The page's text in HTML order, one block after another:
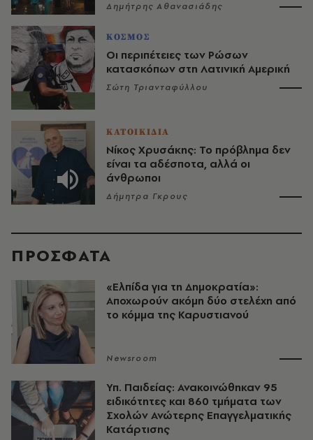
Δημήτρης Αθανασιάδης
ΚΟΣΜΟΣ
Οι περιπέτειες των Ρώσων
κατασκόπων στη Λατινική Αμερική
Σώτη Τριανταφύλλου
ΚΑΤΟΙΚΙΔΙΑ
Νίκος Χρυσάκης: Το πρόβλημα δεν
είναι τα αδέσποτα, αλλά οι
άνθρωποι
Δήμητρα Γκρους
ΠΡΟΣΦΑΤΑ
«Ελπίδα για τη Δημοκρατία»:
Αποχωρούν ακόμη δύο στελέχη από
το κόμμα της Καρυστιανού
Newsroom
Υπ. Παιδείας: Ανακοινώθηκαν 95
ειδικότητες και 860 τμήματα των
Σχολών Ανώτερης Επαγγελματικής
Κατάρτισης